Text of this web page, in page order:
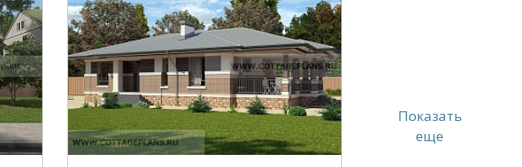
Показать
еще